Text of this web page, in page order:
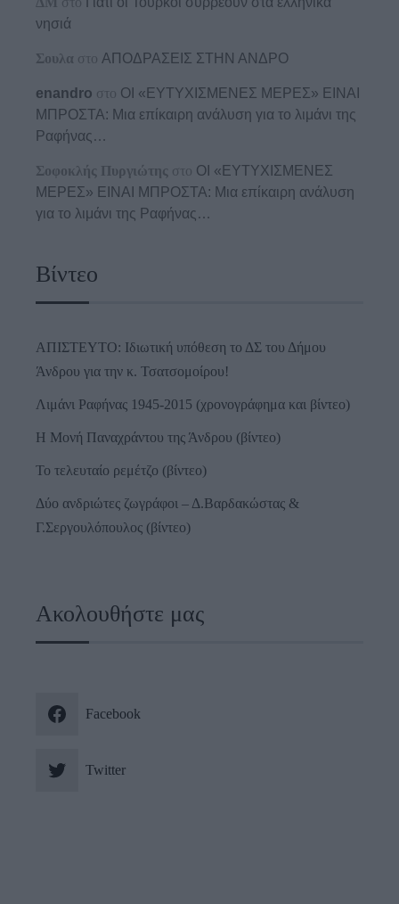
νησιά
Σουλα στο ΑΠΟΔΡΑΣΕΙΣ ΣΤΗΝ ΑΝΔΡΟ
enandro στο ΟΙ «ΕΥΤΥΧΙΣΜΕΝΕΣ ΜΕΡΕΣ» ΕΙΝΑΙ
ΜΠΡΟΣΤΑ: Μια επίκαιρη ανάλυση για το λιμάνι της
Ραφήνας…
Σοφοκλής Πυργιώτης στο ΟΙ «ΕΥΤΥΧΙΣΜΕΝΕΣ
ΜΕΡΕΣ» ΕΙΝΑΙ ΜΠΡΟΣΤΑ: Μια επίκαιρη ανάλυση
για το λιμάνι της Ραφήνας…
Βίντεο
ΑΠΙΣΤΕΥΤΟ: Ιδιωτική υπόθεση το ΔΣ του Δήμου
Άνδρου για την κ. Τσατσομοίρου!
Λιμάνι Ραφήνας 1945-2015 (χρονογράφημα και βίντεο)
Η Μονή Παναχράντου της Άνδρου (βίντεο)
Το τελευταίο ρεμέτζο (βίντεο)
Δύο ανδριώτες ζωγράφοι – Δ.Βαρδακώστας &
Γ.Σεργουλόπουλος (βίντεο)
Ακολουθήστε μας
Facebook
Twitter